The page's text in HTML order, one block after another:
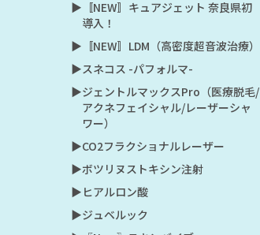
▶︎〚NEW〛キュアジェット 奈良県初
導入！
▶︎〚NEW〛LDM（高密度超音波治療）
▶︎スネコス -パフォルマ-
▶︎ジェントルマックスPro（医療脱毛/
アクネフェイシャル/レーザーシャ
ワー）
▶︎CO2フラクショナルレーザー
▶︎ボツリヌストキシン注射
▶︎ヒアルロン酸
▶︎ジュベルック